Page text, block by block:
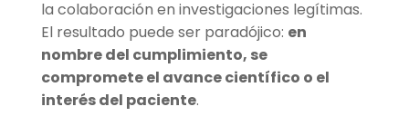
la colaboración en investigaciones legítimas.
El resultado puede ser paradójico: en
nombre del cumplimiento, se
compromete el avance científico o el
interés del paciente.